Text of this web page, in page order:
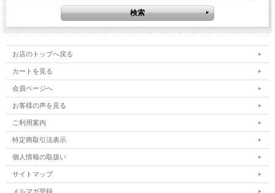
お店のトップへ戻る
カートを見る
会員ページへ
お客様の声を見る
ご利用案内
特定商取引法表示
個人情報の取扱い
サイトマップ
メルマガ登録